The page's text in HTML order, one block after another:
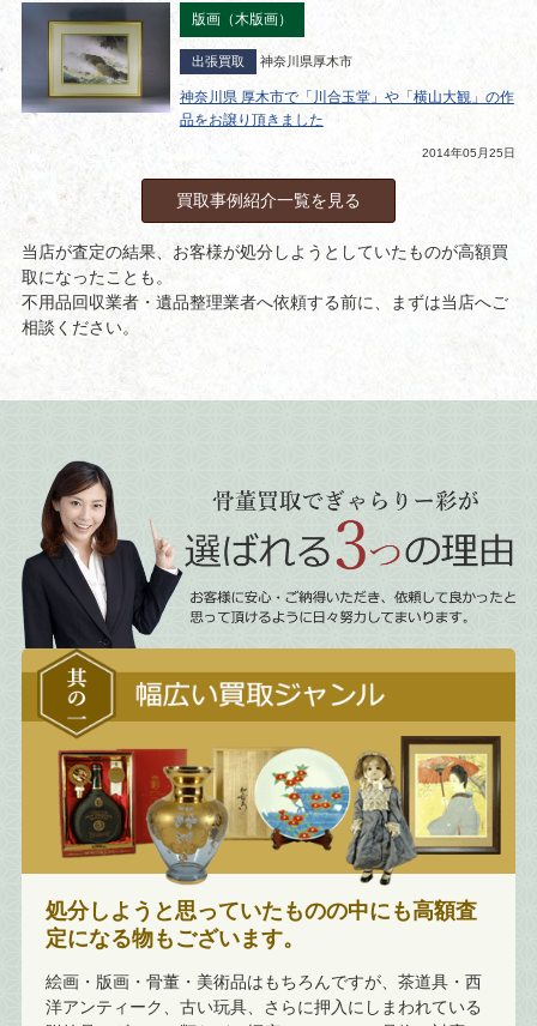
版画（木版画）
出張買取 神奈川県厚木市
神奈川県 厚木市で「川合玉堂」や「横山大観」の作
品をお譲り頂きました
2014年05月25日
買取事例紹介一覧を見る
当店が査定の結果、お客様が処分しようとしていたものが高額買
取になったことも。
不用品回収業者・遺品整理業者へ依頼する前に、まずは当店へご
相談ください。
処分しようと思っていたものの中にも高額査
定になる物もございます。
絵画・版画・骨董・美術品はもちろんですが、茶道具・西
洋アンティーク、古い玩具、さらに押入にしまわれている